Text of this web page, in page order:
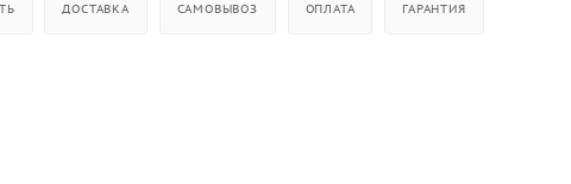
ДОСТАВКА САМОВЫВОЗ ОПЛАТА ГАРАНТИЯ